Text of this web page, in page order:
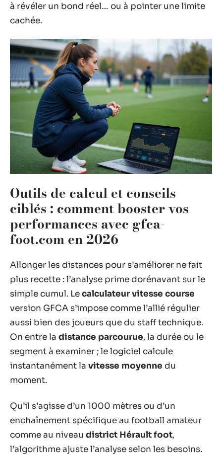
à révéler un bond réel… ou à pointer une limite
cachée.
Outils de calcul et conseils
ciblés : comment booster vos
performances avec gfca-
foot.com en 2026
Allonger les distances pour s’améliorer ne fait
plus recette : l’analyse prime dorénavant sur le
simple cumul. Lecalculateur vitesse course
version GFCA s’impose comme l’allié régulier
aussi bien des joueurs que du staff technique.
On entre la distance parcourue, la durée ou le
segment à examiner ; le logiciel calcule
instantanément la vitesse moyenne du
moment.
Qu’il s’agisse d’un 1000 mètres ou d’un
enchaînement spécifique au football amateur
comme au niveau district Hérault foot,
l’algorithme ajuste l’analyse selon les besoins.